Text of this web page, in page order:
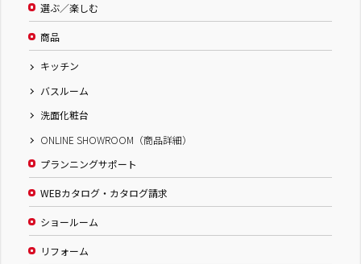
選ぶ／楽しむ
商品
キッチン
バスルーム
洗面化粧台
ONLINE SHOWROOM（商品詳細）
プランニングサポート
WEBカタログ・カタログ請求
ショールーム
リフォーム